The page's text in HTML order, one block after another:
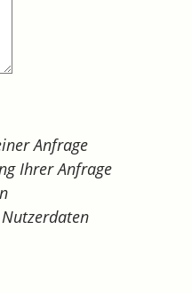
Anfrage
Ihrer Anfrage